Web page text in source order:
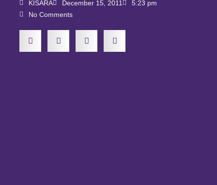
KISARA December 15, 2011
5:23 pm
No Comments